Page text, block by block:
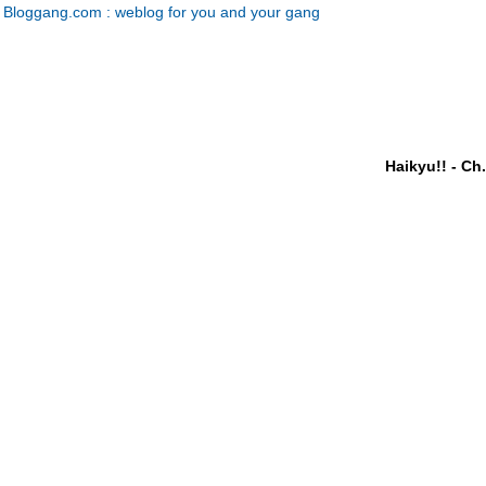
Bloggang.com : weblog for you and your gang
Haikyu!! -